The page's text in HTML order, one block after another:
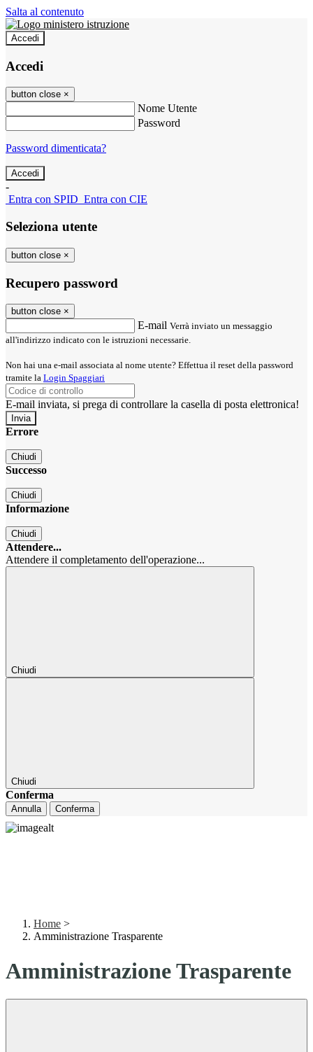
Salta al contenuto
Accedi
Accedi
button close ×
Nome Utente
Password
Password dimenticata?
-
Entra con SPID Entra con CIE
Seleziona utente
button close ×
Recupero password
button close ×
E-mail Verrà inviato un messaggio
all'indirizzo indicato con le istruzioni necessarie.
Non hai una e-mail associata al nome utente? Effettua il reset della password
tramite la Login Spaggiari
E-mail inviata, si prega di controllare la casella di posta elettronica!
Errore
Chiudi
Successo
Chiudi
Informazione
Chiudi
Attendere...
Attendere il completamento dell'operazione...
Chiudi
Chiudi
Conferma
Annulla Conferma
Home >
Amministrazione Trasparente
Amministrazione Trasparente